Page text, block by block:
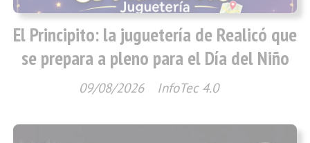
El Principito: la juguetería de Realicó que
se prepara a pleno para el Día del Niño
InfoTec 4.0
09/08/2026